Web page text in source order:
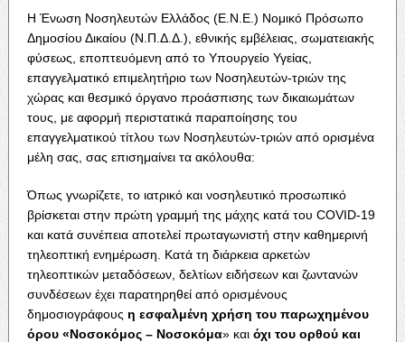
Η Ένωση Νοσηλευτών Ελλάδος (Ε.Ν.Ε.) Νομικό Πρόσωπο
Δημοσίου Δικαίου (Ν.Π.Δ.Δ.), εθνικής εμβέλειας, σωματειακής
φύσεως, εποπτευόμενη από το Υπουργείο Υγείας,
επαγγελματικό επιμελητήριο των Νοσηλευτών-τριών της
χώρας και θεσμικό όργανο προάσπισης των δικαιωμάτων
τους, με αφορμή περιστατικά παραποίησης του
επαγγελματικού τίτλου των Νοσηλευτών-τριών από ορισμένα
μέλη σας, σας επισημαίνει τα ακόλουθα:
Όπως γνωρίζετε, το ιατρικό και νοσηλευτικό προσωπικό
βρίσκεται στην πρώτη γραμμή της μάχης κατά του COVID-19
και κατά συνέπεια αποτελεί πρωταγωνιστή στην καθημερινή
τηλεοπτική ενημέρωση. Κατά τη διάρκεια αρκετών
τηλεοπτικών μεταδόσεων, δελτίων ειδήσεων και ζωντανών
συνδέσεων έχει παρατηρηθεί από ορισμένους
δημοσιογράφους η εσφαλμένη χρήση του παρωχημένου
όρου «Νοσοκόμος – Νοσοκόμα» και όχι του ορθού και